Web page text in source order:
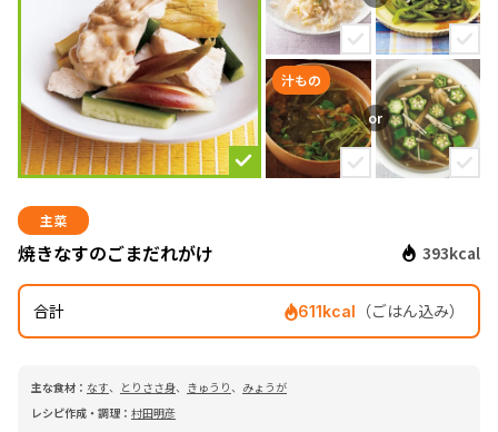
汁もの
主菜
焼きなすのごまだれがけ 393kcal
合計 611kcal （ごはん込み）
主な食材： なす、 とりささ身、 きゅうり、 みょうが
レシピ作成・調理： 村田明彦